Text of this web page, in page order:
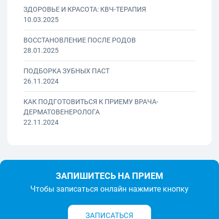
ЗДОРОВЬЕ И КРАСОТА: КВЧ-ТЕРАПИЯ
10.03.2025
ВОССТАНОВЛЕНИЕ ПОСЛЕ РОДОВ
28.01.2025
ПОДБОРКА ЗУБНЫХ ПАСТ
26.11.2024
КАК ПОДГОТОВИТЬСЯ К ПРИЕМУ ВРАЧА-
ДЕРМАТОВЕНЕРОЛОГА
22.11.2024
ЗАПИШИТЕСЬ НА ПРИЕМ
Чтобы записаться онлайн нажмите кнопку
ЗАПИСАТЬСЯ